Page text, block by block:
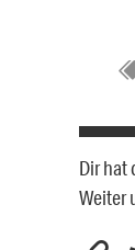
Dir hat
Weiter